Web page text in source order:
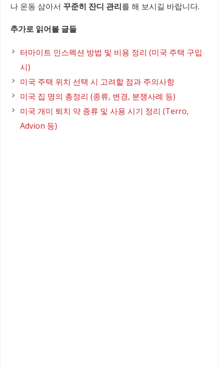
나 운동 삼아서 꾸준히 잔디 관리를 해 보시길 바랍니다.
추가로 읽어볼 글들
터마이트 인스펙션 방법 및 비용 정리 (미국 주택 구입
시)
미국 주택 위치 선택 시 고려할 점과 주의사항
미국 집 명의 총정리 (종류, 변경, 분쟁사례 등)
미국 개미 퇴치 약 종류 및 사용 시기 정리 (Terro,
Advion 등)